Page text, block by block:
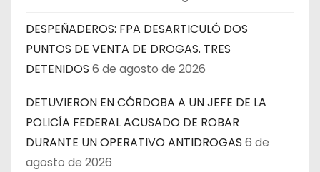
DESPEÑADEROS: FPA DESARTICULÓ DOS
PUNTOS DE VENTA DE DROGAS. TRES
DETENIDOS 6 de agosto de 2026
DETUVIERON EN CÓRDOBA A UN JEFE DE LA
POLICÍA FEDERAL ACUSADO DE ROBAR
DURANTE UN OPERATIVO ANTIDROGAS 6 de
agosto de 2026